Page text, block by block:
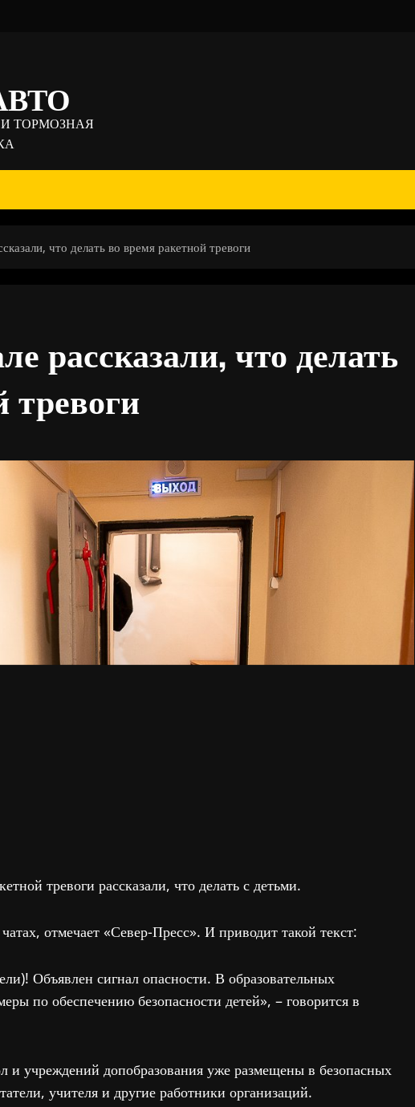
ТОРМОЗНАЯ
что делать во время ракетной тревоги
рассказали, что делать
тревоги
тревоги рассказали, что делать с детьми.
отмечает «Север-Пресс». И приводит такой текст:
Объявлен сигнал опасности. В образовательных
по обеспечению безопасности детей», – говорится в
и учреждений допобразования уже размещены в безопасных
учителя и другие работники организаций.